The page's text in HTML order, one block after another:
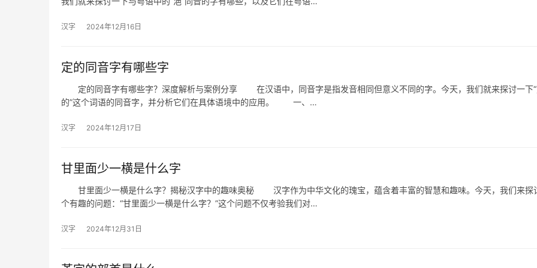
汉字 2024年12月16日
定的同音字有哪些字
定的同音字有哪些字？深度解析与案例分享 在汉语中，同音字是指发音相同但意义不同的字。今天，我们就来探讨一下
的”这个词语的同音字，并分析它们在具体语境中的应用。 一、…
汉字 2024年12月17日
甘里面少一横是什么字
甘里面少一横是什么字？揭秘汉字中的趣味奥秘 汉字作为中华文化的瑰宝，蕴含着丰富的智慧和趣味。今天，我们来探
个有趣的问题：“甘里面少一横是什么字？”这个问题不仅考验我们对…
汉字 2024年12月31日